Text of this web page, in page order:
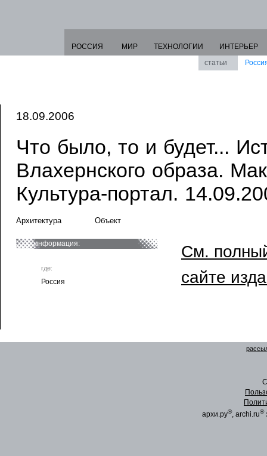
РОССИЯ МИР ТЕХНОЛОГИИ
ИНТЕРЬЕР
статьи
18.09.2006
Что было, то и будет...
Влахернского образа.
Культура-портал.
Архитектура Объект
информация:
где:
Россия
См.
сайте
архи.ру®, archi.ru®